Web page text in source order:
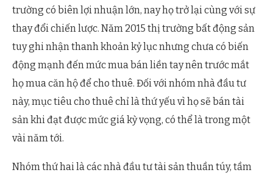
trường có biên lợi nhuận lớn, nay họ trở lại cùng với sự
thay đổi chiến lược. Năm 2015 thị trường bất động sản
tuy ghi nhận thanh khoản kỷ lục nhưng chưa có biến
động mạnh đến mức mua bán liền tay nên trước mắt
họ mua căn hộ để cho thuê. Đối với nhóm nhà đầu tư
này, mục tiêu cho thuê chỉ là thứ yếu vì họ sẽ bán tài
sản khi đạt được mức giá kỳ vọng, có thể là trong một
vài năm tới.
Nhóm thứ hai là các nhà đầu tư tài sản thuần túy, tầm